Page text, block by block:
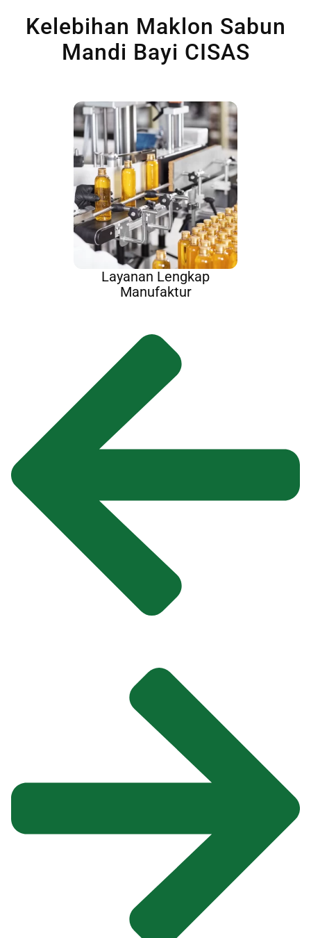
Kelebihan Maklon Sabun
Mandi Bayi CISAS
Layanan Lengkap
Manufaktur